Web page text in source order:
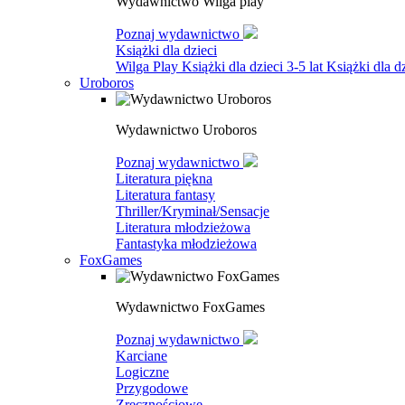
Poznaj wydawnictwo
Książki dla dzieci
Wilga Play Książki dla dzieci 3-5 lat Książki dla
Uroboros
Wydawnictwo Uroboros
Poznaj wydawnictwo
Literatura piękna
Literatura fantasy
Thriller/Kryminał/Sensacje
Literatura młodzieżowa
Fantastyka młodzieżowa
FoxGames
Wydawnictwo FoxGames
Poznaj wydawnictwo
Karciane
Logiczne
Przygodowe